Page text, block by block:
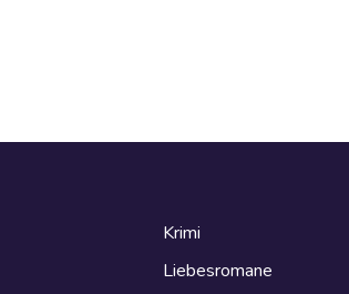
Krimi
Liebesromane